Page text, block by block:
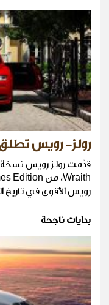
رولز- رويس
قدّمت رولز رويس نسخة
رويس الأقوى في تاريخ
بدايات ناجحة